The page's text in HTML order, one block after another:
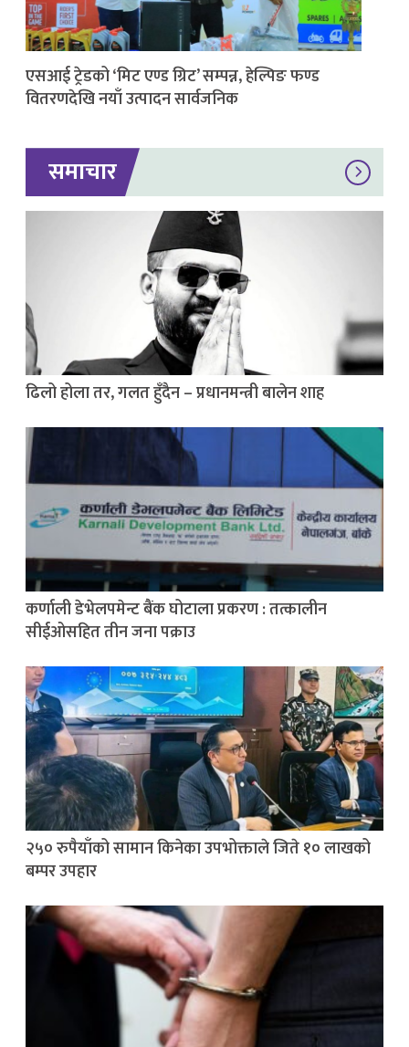
एसआई ट्रेडको ‘मिट एण्ड ग्रिट’ सम्पन्न, हेल्पिङ फण्ड
वितरणदेखि नयाँ उत्पादन सार्वजनिक
समाचार
ढिलो होला तर, गलत हुँदैन – प्रधानमन्त्री बालेन शाह
कर्णाली डेभेलपमेन्ट बैंक घोटाला प्रकरण : तत्कालीन
सीईओसहित तीन जना पक्राउ
२५० रुपैयाँको सामान किनेका उपभोक्ताले जिते १० लाखको
बम्पर उपहार